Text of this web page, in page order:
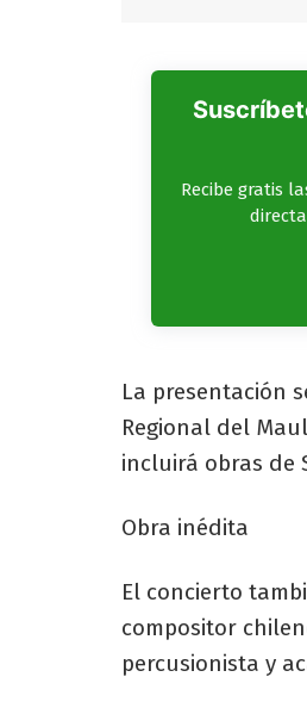
Recibe gratis
La presentación
Regional del
incluirá obras de
Obra inédita
El concierto
compositor
percusionista y